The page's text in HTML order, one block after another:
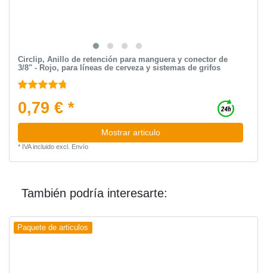
Circlip, Anillo de retención para manguera y conector de
3/8" - Rojo, para líneas de cerveza y sistemas de grifos
0,79 € *
Mostrar articulo
* IVA incluidoexcl. Envío
También podría interesarte:
Paquete de articulos